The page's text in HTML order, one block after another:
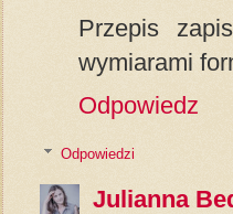
Przepis
wymiarami
Odpowiedz
Odpowiedzi
Julianna